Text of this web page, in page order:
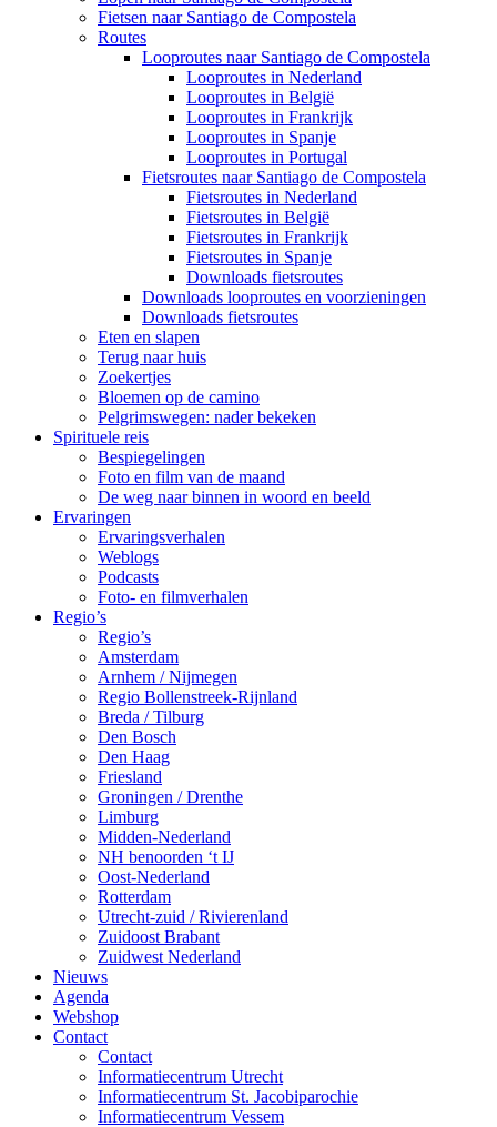
Fietsen naar Santiago de Compostela
Routes
Looproutes naar Santiago de Compostela
Looproutes in Nederland
Looproutes in België
Looproutes in Frankrijk
Looproutes in Spanje
Looproutes in Portugal
Fietsroutes naar Santiago de Compostela
Fietsroutes in Nederland
Fietsroutes in België
Fietsroutes in Frankrijk
Fietsroutes in Spanje
Downloads fietsroutes
Downloads looproutes en voorzieningen
Downloads fietsroutes
Eten en slapen
Terug naar huis
Zoekertjes
Bloemen op de camino
Pelgrimswegen: nader bekeken
Spirituele reis
Bespiegelingen
Foto en film van de maand
De weg naar binnen in woord en beeld
Ervaringen
Ervaringsverhalen
Weblogs
Podcasts
Foto- en filmverhalen
Regio’s
Regio’s
Amsterdam
Arnhem / Nijmegen
Regio Bollenstreek-Rijnland
Breda / Tilburg
Den Bosch
Den Haag
Friesland
Groningen / Drenthe
Limburg
Midden-Nederland
NH benoorden ‘t IJ
Oost-Nederland
Rotterdam
Utrecht-zuid / Rivierenland
Zuidoost Brabant
Zuidwest Nederland
Nieuws
Agenda
Webshop
Contact
Contact
Informatiecentrum Utrecht
Informatiecentrum St. Jacobiparochie
Informatiecentrum Vessem